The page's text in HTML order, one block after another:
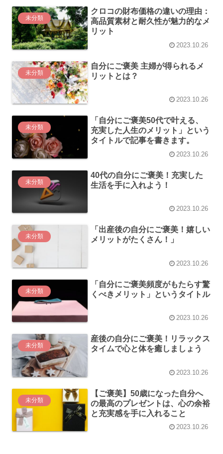
未分類
クロコの財布価格の違いの理由：
高品質素材と耐久性が魅力的なメ
リット
2023.10.26
未分類
自分にご褒美 主婦が得られるメ
リットとは？
2023.10.26
未分類
「自分にご褒美50代で叶える、
充実した人生のメリット」という
タイトルで記事を書きます。
2023.10.26
未分類
40代の自分にご褒美！充実した
生活を手に入れよう！
2023.10.26
未分類
「出産後の自分にご褒美！嬉しい
メリットがたくさん！」
2023.10.26
未分類
「自分にご褒美頻度がもたらす驚
くべきメリット」というタイトル
2023.10.26
未分類
産後の自分にご褒美！リラックス
タイムで心と体を癒しましょう
2023.10.26
未分類
【ご褒美】50歳になった自分へ
の最高のプレゼントは、心の余裕
と充実感を手に入れること
2023.10.26